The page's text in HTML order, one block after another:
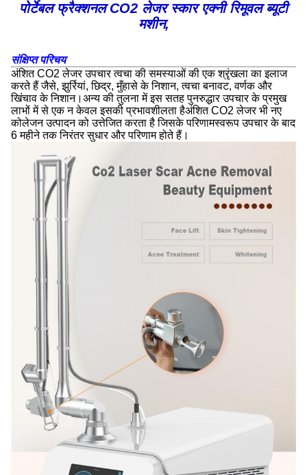
पोर्टेबल फ्रैक्शनल CO2 लेजर स्कार एक्नी रिमूवल ब्यूटी
मशीन,
संक्षिप्त परिचय
अंशित CO2 लेजर उपचार त्वचा की समस्याओं की एक श्रृंखला का इलाज
करते हैं जैसे, झुर्रियां, छिद्र, मुँहासे के निशान, त्वचा बनावट, वर्णक और
खिंचाव के निशान।अन्य की तुलना में इस सतह पुनरुद्धार उपचार के प्रमुख
लाभों में से एक न केवल इसकी प्रभावशीलता हैअंशित CO2 लेजर भी नए
कोलेजन उत्पादन को उत्तेजित करता है जिसके परिणामस्वरूप उपचार के बाद
6 महीने तक निरंतर सुधार और परिणाम होते हैं।